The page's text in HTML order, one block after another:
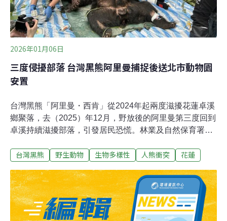
2026年01月06日
三度侵擾部落 台灣黑熊阿里曼捕捉後送北市動物園
安置
台灣黑熊「阿里曼・西肯」從2024年起兩度滋擾花蓮卓溪
鄉聚落，去（2025）年12月，野放後的阿里曼第三度回到
卓溪持續滋擾部落，引發居民恐慌。林業及自然保育署花
後，將阿里曼送至台北市立動物園安置，未來將不再野
花蓮分署今（6）日透過新聞稿表示，由於阿里曼持續於
部落周邊活動，加上不時掠食家禽，已引發居民擔憂。考
量阿里曼為公熊，且東部地區近年黑熊族群增長趨勢明
顯，決定由花蓮分署再次捕捉並長期安置，以避免進一步
台灣黑熊 野生動物 生物多樣性 人熊衝突 花蓮